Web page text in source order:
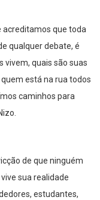
acreditamos que toda
qualquer debate, é
vivem, quais são suas
está na rua todos
caminhos para
de que ninguém
sua realidade
estudantes,